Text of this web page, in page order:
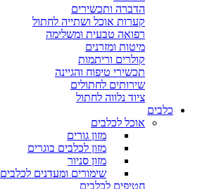
הדברה ותכשירים
קערות אוכל ושתייה לחתול
רפואה טבעית ומשלימה
מיטות ומזרנים
קולרים וריתמות
תכשירי טיפוח והגיינה
שירותים לחתולים
ציוד נלווה לחתול
כלבים
אוכל לכלבים
מזון גורים
מזון לכלבים בוגרים
מזון סניור
שימורים ומעדנים לכלבים
חטיפים לכלבים